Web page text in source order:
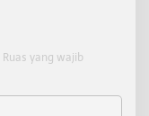
Ruas yang wajib